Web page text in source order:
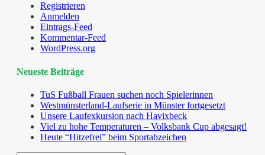
Registrieren
Anmelden
Eintrags-Feed
Kommentar-Feed
WordPress.org
Neueste Beiträge
TuS Fußball Frauen suchen noch Spielerinnen
Westmünsterland-Laufserie in Münster fortgesetzt
Unsere Laufexkursion nach Havixbeck
Viel zu hohe Temperaturen – Volksbank Cup abgesagt!
Heute “Hitzefrei” beim Sportabzeichen